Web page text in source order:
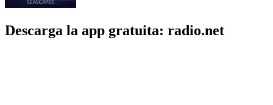
Descarga la app gratuita: radio.net